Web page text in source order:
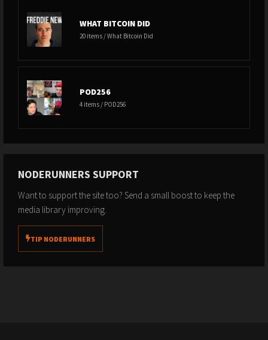
WHAT BITCOIN DID
20 items / What Bitcoin Did
POD256
4 items / POD256
NODERUNNERS SUPPORT
Want to support the site too? Send a small boost to keep the
media library improving.
TIP NODERUNNERS